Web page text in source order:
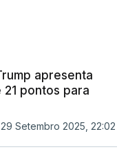
apresenta
21 pontos para
Setembro 2025, 22:02